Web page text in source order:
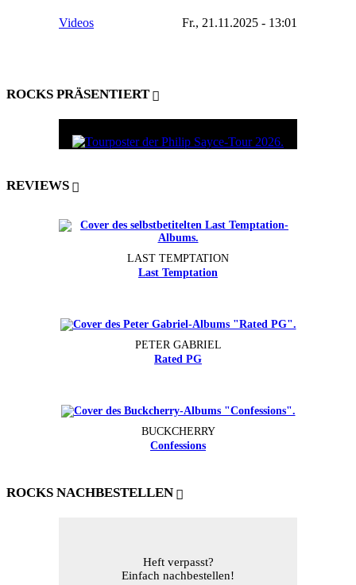
Videos Fr., 21.11.2025 - 13:01
ROCKS PRÄSENTIERT
REVIEWS
LAST TEMPTATION
Last Temptation
PETER GABRIEL
Rated PG
BUCKCHERRY
Confessions
ROCKS NACHBESTELLEN
Heft verpasst?
Einfach nachbestellen!